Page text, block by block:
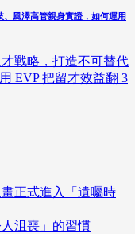
風澤高管親身實證，如何運用
戰略，打造不可替代
EVP 把留才效益翻 3
正式進入「遺囑時
沮喪」的習慣